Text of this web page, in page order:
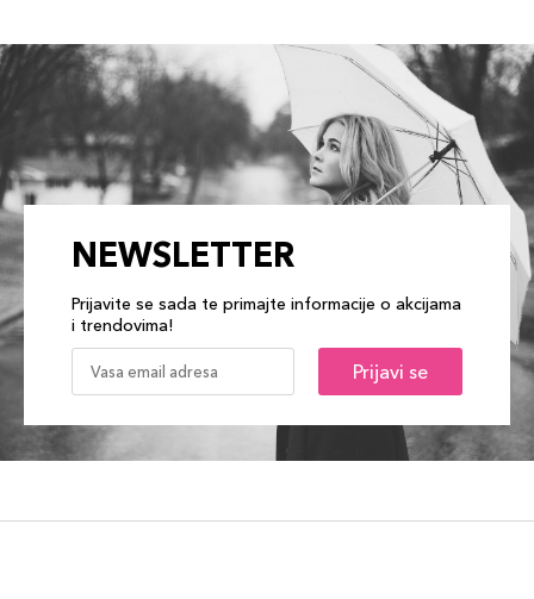
NEWSLETTER
Prijavite se sada te primajte informacije o akcijama
i trendovima!
Prijavi se